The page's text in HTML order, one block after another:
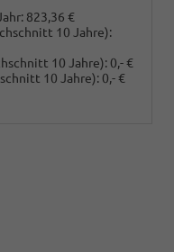
823,36 €
10 Jahre):
10 Jahre): 0,- €
10 Jahre): 0,- €